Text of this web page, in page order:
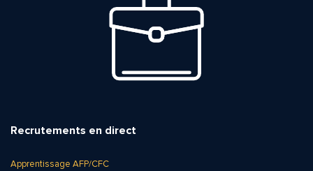
Recrutements en direct
Apprentissage AFP/CFC